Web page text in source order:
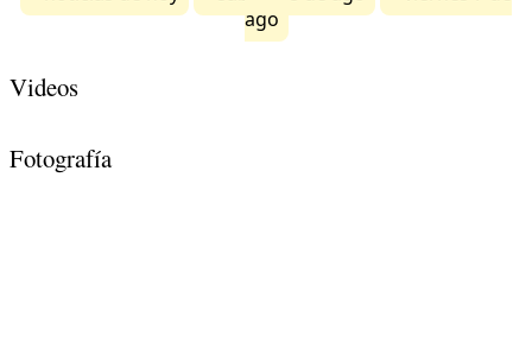
ago
Videos
Fotografía